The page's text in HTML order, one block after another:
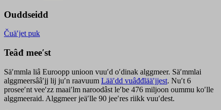
Ouddseidd
Čuäʹjet puk
Teâđ meeʹst
Säʹmmla liâ Euroopp unioon vuuʹd oʹdinak alggmeer. Säʹmmlai
alggmeersââʹjj lij juʹn raavuum Lääʹdd vuâđđlääʹjjest. Nuʹt 6
proseeʹnt veeʹzz maaiʹlm naroodâst leʹbe 476 miljoon oummu koʹlle
alggmeeraid. Alggmeer jeäʹlle 90 jeeʹres riikk vuuʹdest.